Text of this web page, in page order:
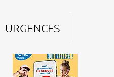
URGENCES